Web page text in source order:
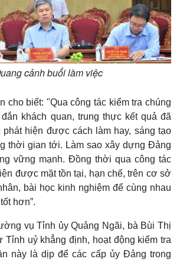
cảnh buổi làm việc
cho biết: "Qua công tác kiểm tra chúng
khách quan, trung thực kết quả đã
hiện được cách làm hay, sáng tạo
thời gian tới. Làm sao xây dựng Đảng
vững mạnh. Đồng thời qua công tác
được mặt tồn tại, hạn chế, trên cơ sở
bài học kinh nghiệm để cùng nhau
hơn”.
vụ Tỉnh ủy Quảng Ngãi, bà Bùi Thị
Tỉnh uỷ khẳng định, hoạt động kiểm tra
này là dịp để các cấp ủy Đảng trong